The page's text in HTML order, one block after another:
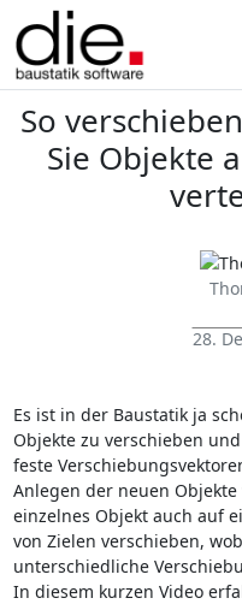
So
Sie Objekte
28.
Es ist in der Baustatik ja
Objekte zu verschieben
feste
Anlegen der neuen
einzelnes Objekt auch auf
von Zielen verschieben,
unterschiedliche
In diesem kurzen Video